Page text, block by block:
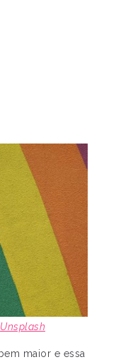
Unsplash
maior e essa